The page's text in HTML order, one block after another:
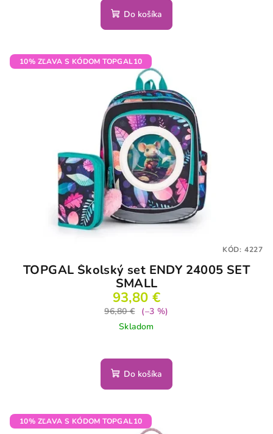
Do košíka
10% ZĽAVA S KÓDOM TOPGAL10
TOPGAL Školský set ENDY 24005 SET
SMALL
93,80 €
96,80 €
(–3 %)
Skladom
Do košíka
KÓD: 4227
10% ZĽAVA S KÓDOM TOPGAL10